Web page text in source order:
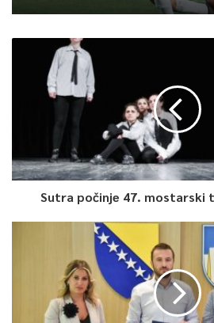
Livna, Bihaća, Sanskog Mosta,
postavljenim zadacima.
Podršku ovom takmičenju kao i prošle
helikopterska služba Republike Srpske,
spašavanja RS i FBiH, Zdravstveni dom
organizacije koje su prepoznale
općini Drvar.
plasmanu je Marko Milutinović iz
Srđan Kesić iz Novog Sada, a na
iz Banjaluke.
Sutra počinje 47.